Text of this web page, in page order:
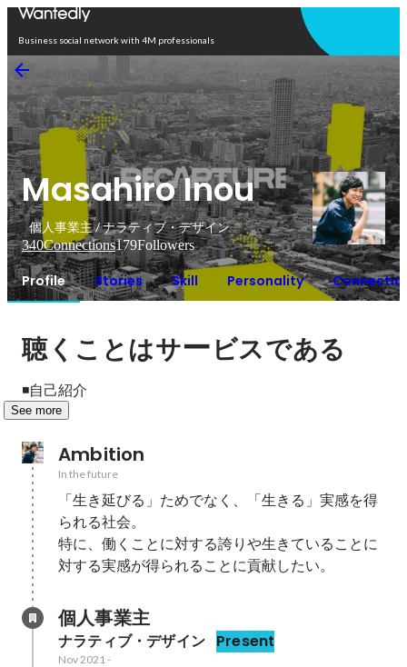
Business social network with 4M professionals
Masahiro Inou
個人事業主 / ナラティブ・デザイン
340Connections179Followers
Profile Stories Skill Personality
聴くことはサービスである
◾️自己紹介
See more
Ambition
In the future
「生き延びる」ためでなく、「生きる」実感を得
られる社会。
特に、働くことに対する誇りや生きていることに
対する実感が得られることに貢献したい。
個人事業主
ナラティブ・デザイン Present
Nov 2021-